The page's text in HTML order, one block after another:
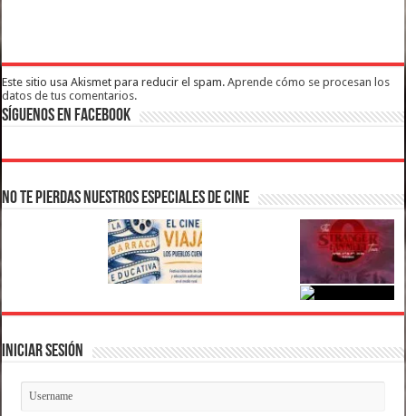
Este sitio usa Akismet para reducir el spam.Aprende cómo se procesan los
datos de tus comentarios.
Síguenos en Facebook
No te pierdas nuestros Especiales de Cine
Iniciar Sesión